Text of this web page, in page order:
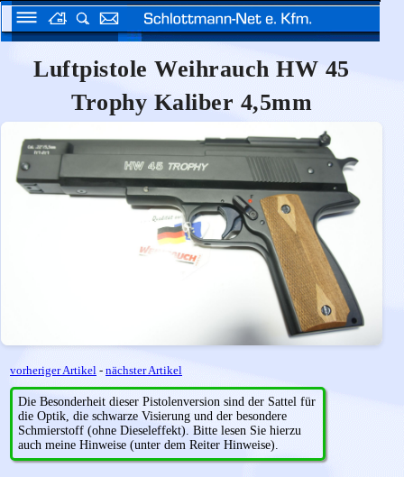
Luftpistole Weihrauch HW 45
Trophy Kaliber 4,5mm
vorheriger Artikel - nächster Artikel
Die Besonderheit dieser Pistolenversion sind der Sattel für
die Optik, die schwarze Visierung und der besondere
Schmierstoff (ohne Dieseleffekt). Bitte lesen Sie hierzu
auch meine Hinweise (unter dem Reiter Hinweise).